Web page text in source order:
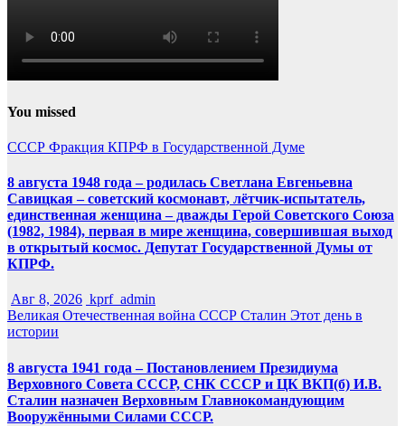
You missed
СССР Фракция КПРФ в Государственной Думе
8 августа 1948 года – родилась Светлана Евгеньевна
Савицкая – советский космонавт, лётчик-испытатель,
единственная женщина – дважды Герой Советского Союза
(1982, 1984), первая в мире женщина, совершившая выход
в открытый космос. Депутат Государственной Думы от
КПРФ.
Авг 8, 2026 kprf_admin
Великая Отечественная война СССР Сталин Этот день в
истории
8 августа 1941 года – Постановлением Президиума
Верховного Совета СССР, СНК СССР и ЦК ВКП(б) И.В.
Сталин назначен Верховным Главнокомандующим
Вооружёнными Силами СССР.